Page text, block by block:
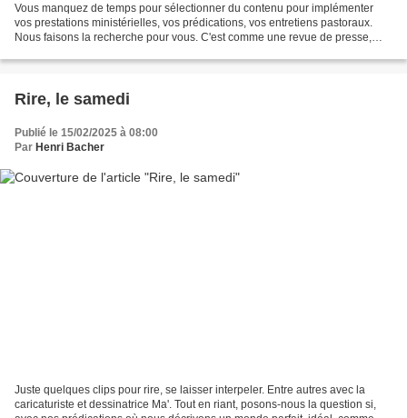
Vous manquez de temps pour sélectionner du contenu pour implémenter
vos prestations ministérielles, vos prédications, vos entretiens pastoraux.
Nous faisons la recherche pour vous. C'est comme une revue de presse,
Rire, le samedi
Publié le 15/02/2025 à 08:00
Par Henri Bacher
Juste quelques clips pour rire, se laisser interpeler. Entre autres avec la
caricaturiste et dessinatrice Ma'. Tout en riant, posons-nous la question si,